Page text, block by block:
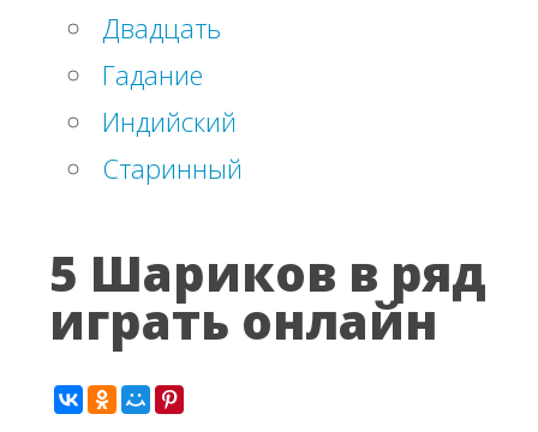
Двадцать
Гадание
Индийский
Старинный
5 Шариков в ряд
играть онлайн